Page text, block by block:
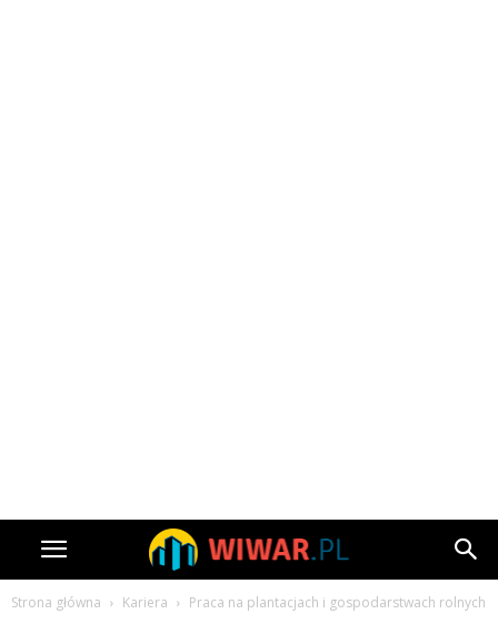
Strona główna Kariera Praca na plantacjach i gospodarstwach rolnych